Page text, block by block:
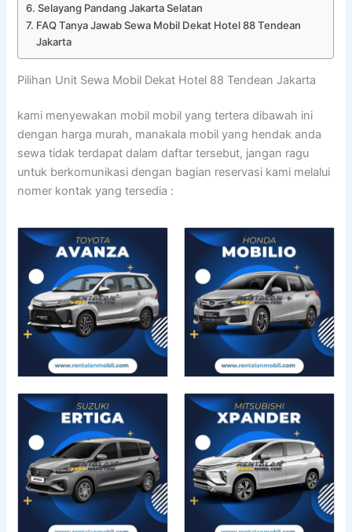
Selayang Pandang Jakarta Selatan
FAQ Tanya Jawab Sewa Mobil Dekat Hotel 88 Tendean
Jakarta
Pilihan Unit Sewa Mobil Dekat Hotel 88 Tendean Jakarta
kami menyewakan mobil mobil yang tertera dibawah ini
dengan harga murah, manakala mobil yang hendak anda
sewa tidak terdapat dalam daftar tersebut, jangan ragu
untuk berkomunikasi dengan bagian reservasi kami melalui
nomer kontak yang tersedia :